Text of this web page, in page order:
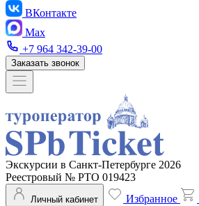
ВКонтакте
Max
+7 964 342-39-00
Заказать звонок
Экскурсии в Санкт-Петербурге 2026
Реестровый № РТО 019423
Личный кабинет Избранное